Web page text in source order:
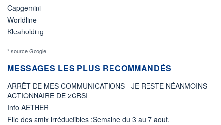
Capgemini
Worldline
Kleaholding
* source Google
MESSAGES LES PLUS RECOMMANDÉS
ARRÊT DE MES COMMUNICATIONS - JE RESTE NÉANMOINS
ACTIONNAIRE DE 2CRSI
Info AETHER
File des amix irréductibles :Semaine du 3 au 7 aout.